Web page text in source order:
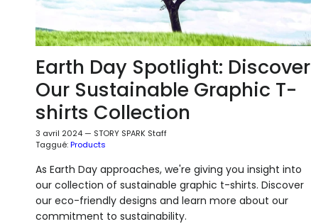
Earth Day Spotlight: Discover
Our Sustainable Graphic T-
shirts Collection
3 avril 2024— STORY SPARK Staff
Taggué:Products
As Earth Day approaches, we're giving you insight into
our collection of sustainable graphic t-shirts. Discover
our eco-friendly designs and learn more about our
commitment to sustainability.